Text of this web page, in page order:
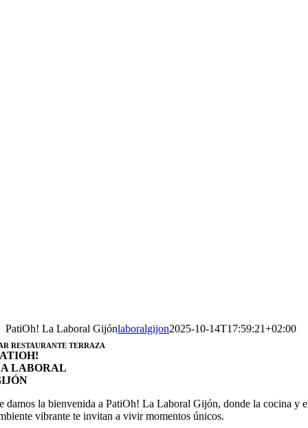
PatiOh! La Laboral Gijónlaboralgijon2025-10-14T17:59:21+02:00
RESTAURANTE TERRAZA
OH!
LABORAL
damos la bienvenida a PatiOh! La Laboral Gijón, donde la cocina y
vibrante te invitan a vivir momentos únicos.